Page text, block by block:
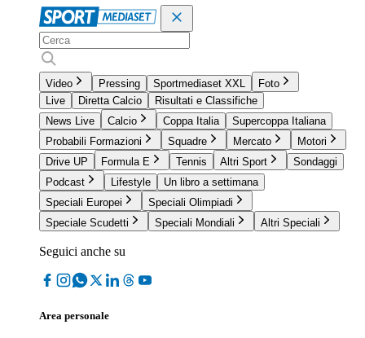
Video Pressing Sportmediaset XXL
Foto
Live
Diretta Calcio
Risultati e Classifiche
News Live
Calcio Coppa Italia
Supercoppa Italiana
Probabili Formazioni
Squadre Mercato
Motori
Drive UP
Formula E Tennis Altri Sport
Sondaggi
Podcast
Lifestyle
Un libro a settimana
Speciali Europei
Speciali Olimpiadi
Speciale Scudetti
Speciali Mondiali Altri Speciali
Seguici anche su
Area personale